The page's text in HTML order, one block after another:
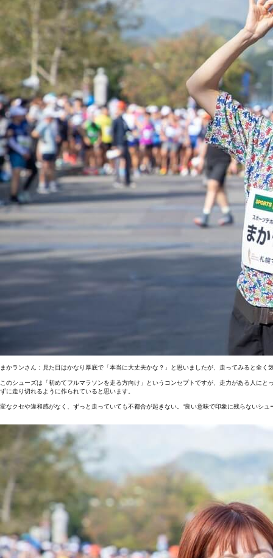
まかランさん：見た目はかなり厚底で「本当に大丈夫かな？」と思いましたが、走ってみると全く
このシューズは「初めてフルマラソンを走る方向け」というコンセプトですが、走力がある人に
ずに走り切れるように作られていると思います。
変なクセや違和感がなく、ずっと走っていても不都合が起きない。“良い意味で印象に残らないシ